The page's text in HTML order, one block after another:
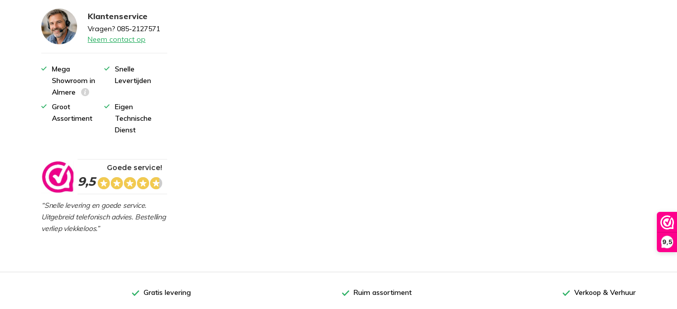
9,5
Klantenservice
Vragen? 085-2127571
Neem contact op
Mega
Showroom in
Almere
Snelle
Levertijden
Groot
Assortiment
Eigen
Technische
Dienst
9,5
Goede service!
“Snelle levering en goede service.
Uitgebreid telefonisch advies. Bestelling
verliep vlekkeloos.”
Gratis levering Ruim assortiment Verkoop & Verhuur